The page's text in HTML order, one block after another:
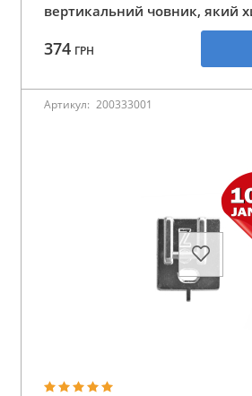
вертикальний човник, який
374 ГРН
Артикул: 200333001